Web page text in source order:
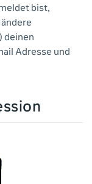
bist,
deinen
Adresse und